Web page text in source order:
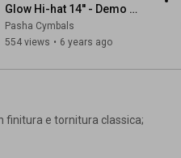
Glow Hi-hat 14'' - Demo
Video Sample | Pasha
Cymbals
Pasha Cymbals
554 views • 6 years ago
finitura e tornitura classica;